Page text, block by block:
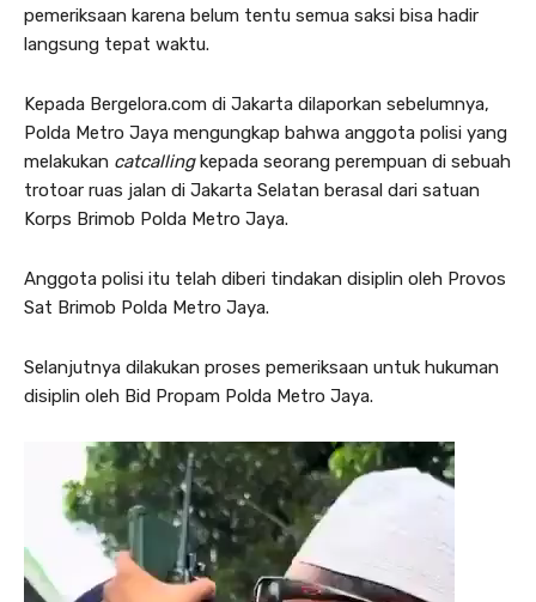
pemeriksaan karena belum tentu semua saksi bisa hadir
langsung tepat waktu.
Kepada Bergelora.com di Jakarta dilaporkan sebelumnya,
Polda Metro Jaya mengungkap bahwa anggota polisi yang
melakukan catcallingkepada seorang perempuan di sebuah
trotoar ruas jalan di Jakarta Selatan berasal dari satuan
Korps Brimob Polda Metro Jaya.
Anggota polisi itu telah diberi tindakan disiplin oleh Provos
Sat Brimob Polda Metro Jaya.
Selanjutnya dilakukan proses pemeriksaan untuk hukuman
disiplin oleh Bid Propam Polda Metro Jaya.
t